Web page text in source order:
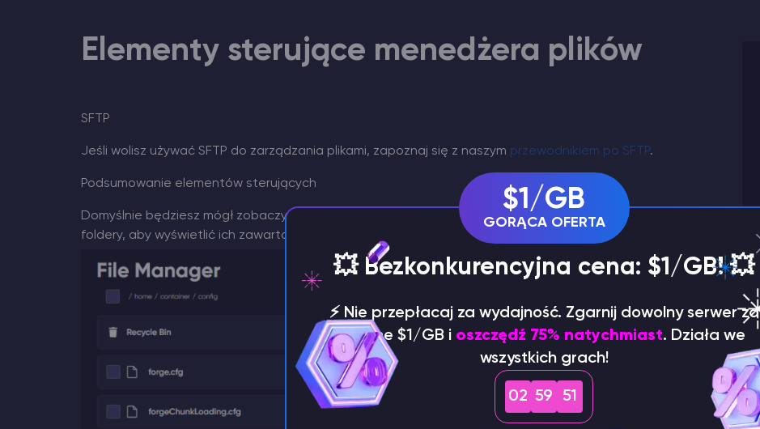
Elementy sterujące menedżera plików
SFTP
Jeśli wolisz używać SFTP do zarządzania plikami, zapoznaj się z naszym przewodnikiem po SFTP.
Podsumowanie elementów sterujących
Domyślnie będziesz mógł zobaczyć folder główny/korzeniowy swojego serwera. Możesz kliknąć inne
foldery, aby wyświetlić ich zawartość. W lewym górnym rogu widoczna jest bieżąca ścieżka.
$1/GB
GORĄCA OFERTA
💥 Bezkonkurencyjna cena: $1/GB! 💥
⚡️ Nie przepłacaj za wydajność. Zgarnij dowolny serwer za
jedyne $1/GB i oszczędź 75% natychmiast. Działa we
wszystkich grach!
02 59 51